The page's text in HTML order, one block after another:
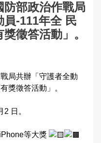
覽
彙
箱
部政治作戰局
-111年全 民
徵答活動」。
局共辦「守護者全動
獎徵答活動」。
日。
等大獎